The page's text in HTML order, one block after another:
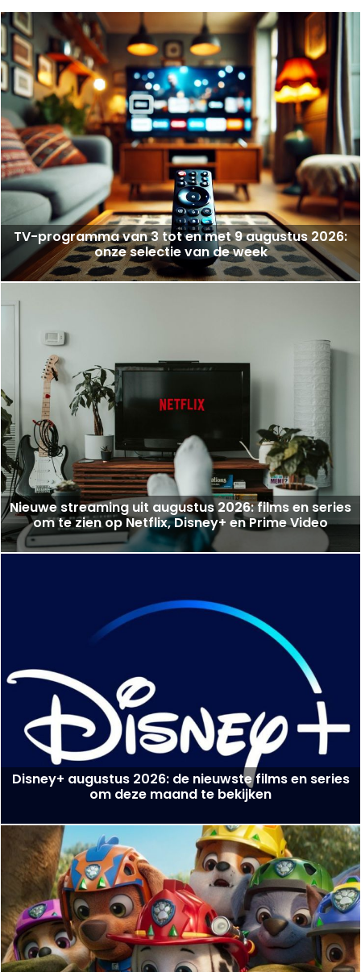
TV-programma van 3 tot en met 9 augustus 2026:
onze selectie van de week
Nieuwe streaming uit augustus 2026: films en series
om te zien op Netflix, Disney+ en Prime Video
Disney+ augustus 2026: de nieuwste films en series
om deze maand te bekijken